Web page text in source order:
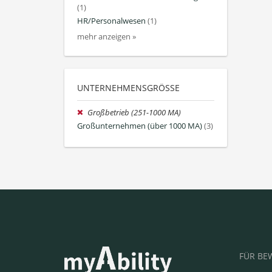
(1)
HR/Personalwesen (1)
mehr anzeigen »
UNTERNEHMENSGRÖSSE
Großbetrieb (251-1000 MA)
Großunternehmen (über 1000 MA)(3)
FÜR